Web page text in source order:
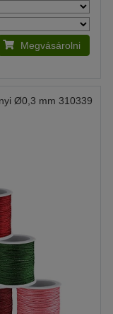
Megvásárolni
Ø0,3 mm 310339